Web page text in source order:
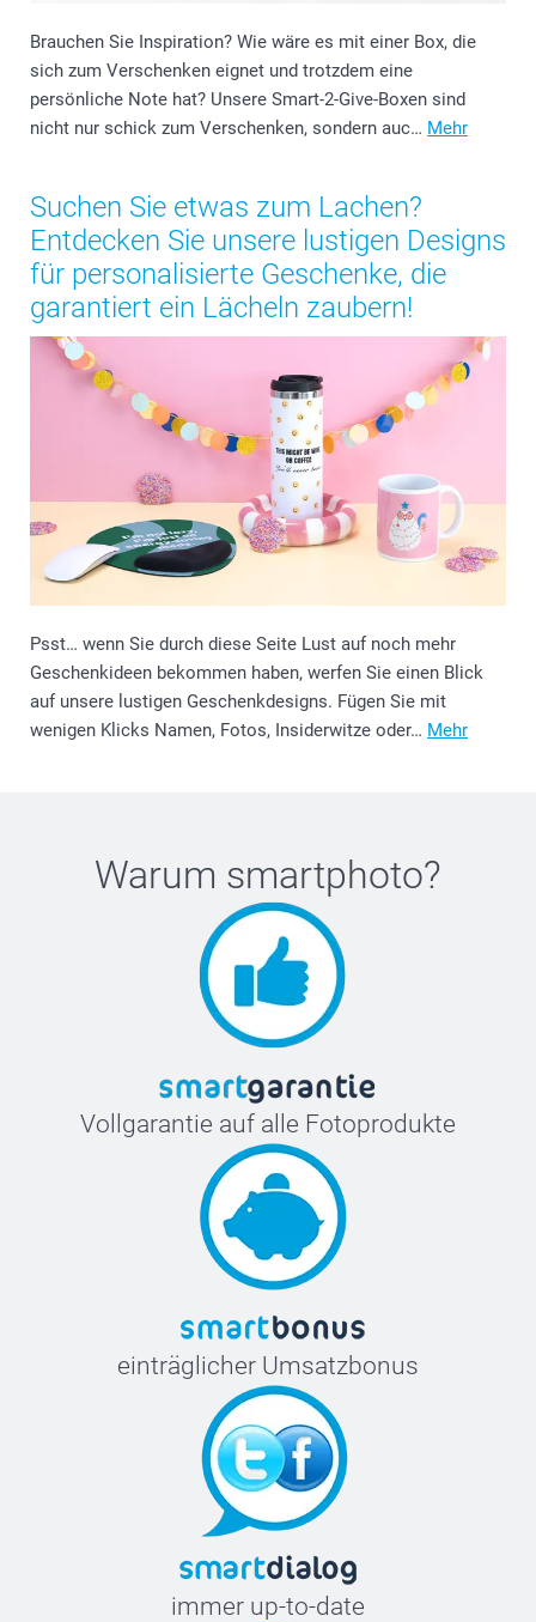
Brauchen Sie Inspiration? Wie wäre es mit einer Box, die
sich zum Verschenken eignet und trotzdem eine
persönliche Note hat? Unsere Smart-2-Give-Boxen sind
nicht nur schick zum Verschenken, sondern auc… Mehr
Suchen Sie etwas zum Lachen?
Entdecken Sie unsere lustigen Designs
für personalisierte Geschenke, die
garantiert ein Lächeln zaubern!
Psst… wenn Sie durch diese Seite Lust auf noch mehr
Geschenkideen bekommen haben, werfen Sie einen Blick
auf unsere lustigen Geschenkdesigns. Fügen Sie mit
wenigen Klicks Namen, Fotos, Insiderwitze oder… Mehr
Warum smartphoto?
Vollgarantie auf alle Fotoprodukte
einträglicher Umsatzbonus
immer up-to-date